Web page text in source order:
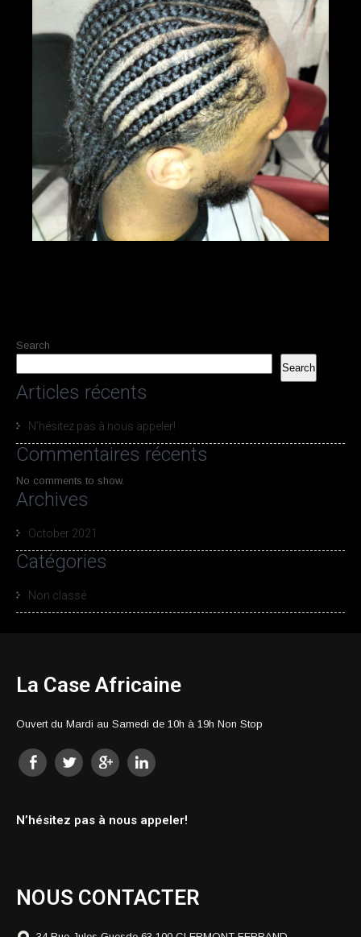
Search
Search
Articles récents
N’hésitez pas à nous appeler!
Commentaires récents
No comments to show.
Archives
October 2021
Catégories
Non classé
La Case Africaine
Ouvert du Mardi au Samedi de 10h à 19h Non Stop
N’hésitez pas à nous appeler!
NOUS CONTACTER